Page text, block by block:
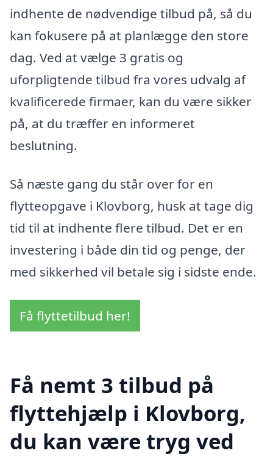
indhente de nødvendige tilbud på, så du
kan fokusere på at planlægge den store
dag. Ved at vælge 3 gratis og
uforpligtende tilbud fra vores udvalg af
kvalificerede firmaer, kan du være sikker
på, at du træffer en informeret
beslutning.
Så næste gang du står over for en
flytteopgave i Klovborg, husk at tage dig
tid til at indhente flere tilbud. Det er en
investering i både din tid og penge, der
med sikkerhed vil betale sig i sidste ende.
Få flyttetilbud her!
Få nemt 3 tilbud på
flyttehjælp i Klovborg,
du kan være tryg ved